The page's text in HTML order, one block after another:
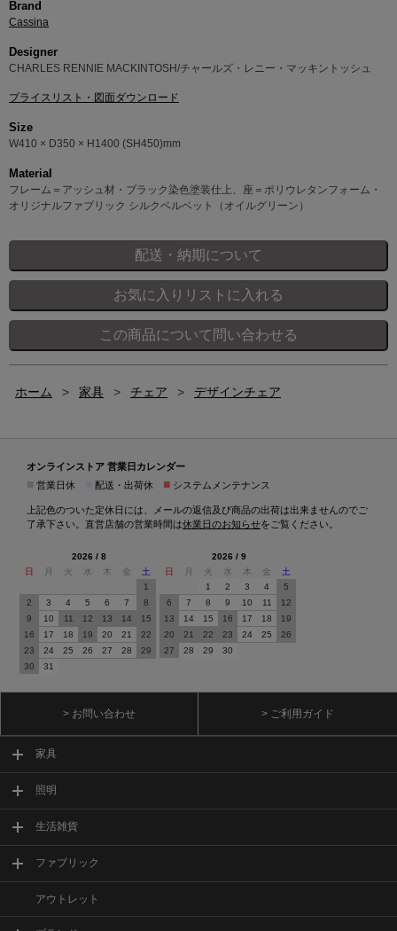
Brand
Cassina
Designer
CHARLES RENNIE MACKINTOSH/チャールズ・レニー・マッキントッシュ
プライスリスト・図面ダウンロード
Size
W410 × D350 × H1400 (SH450)mm
Material
フレーム＝アッシュ材・ブラック染色塗装仕上、座＝ポリウレタンフォーム・
オリジナルファブリック シルクベルベット（オイルグリーン）
ホーム > 家具 > チェア > デザインチェア
オンラインストア 営業日カレンダー
営業日休 配送・出荷休 ■ システムメンテナンス
上記色のついた定休日には、メールの返信及び商品の出荷は出来ませんのでご
了承下さい。直営店舗の営業時間は休業日のお知らせをご覧ください。
2026 / 8
日
月 火 水 木 金
土
1
2
3 4 5 6 7
8
9
10 11 12 13 14
15
16
17 18 19 20 21
22
23
24 25 26 27 28
29
30
31
2026 / 9
日
月 火 水 木 金
土
1
2 3 4
5
6
7 8 9 10 11
12
13
14 15 16 17 18
19
20
21 22 23 24 25
26
27
28 29 30
> お問い合わせ > ご利用ガイド
家具
照明
生活雑貨
ファブリック
アウトレット